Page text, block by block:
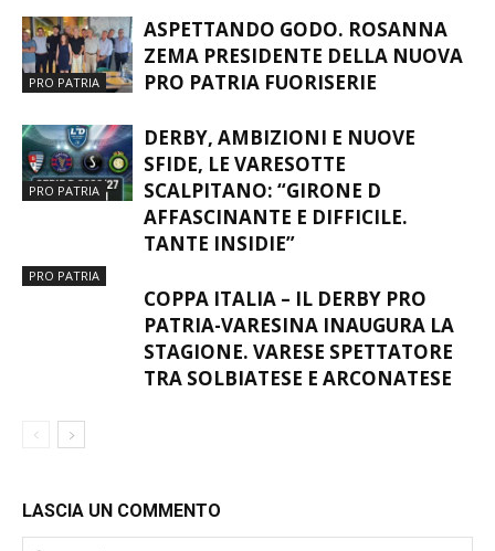
PRO PATRIA
ASPETTANDO GODO. ROSANNA
ZEMA PRESIDENTE DELLA NUOVA
PRO PATRIA FUORISERIE
PRO PATRIA
DERBY, AMBIZIONI E NUOVE
SFIDE, LE VARESOTTE
SCALPITANO: “GIRONE D
AFFASCINANTE E DIFFICILE.
TANTE INSIDIE”
PRO PATRIA
COPPA ITALIA – IL DERBY PRO
PATRIA-VARESINA INAUGURA LA
STAGIONE. VARESE SPETTATORE
TRA SOLBIATESE E ARCONATESE
LASCIA UN COMMENTO